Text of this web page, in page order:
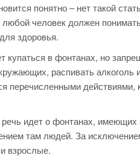
понятно – нет такой
человек должен
здоровья.
купаться в фонтанах, но
распивать
перечисленными действиями,
речь идет о фонтанах,
там людей. За
взрослые.